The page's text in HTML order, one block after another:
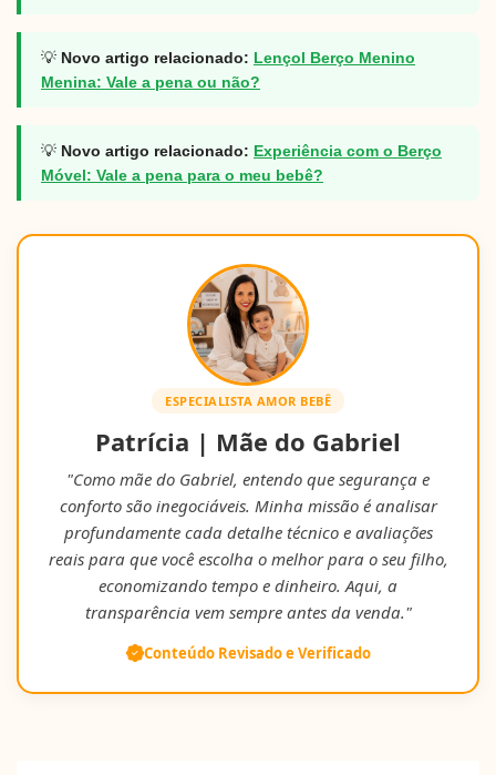
💡 Novo artigo relacionado: Lençol Berço Menino
Menina: Vale a pena ou não?
💡 Novo artigo relacionado: Experiência com o Berço
Móvel: Vale a pena para o meu bebê?
ESPECIALISTA AMOR BEBÊ
Patrícia | Mãe do Gabriel
"Como mãe do Gabriel, entendo que segurança e
conforto são inegociáveis. Minha missão é analisar
profundamente cada detalhe técnico e avaliações
reais para que você escolha o melhor para o seu filho,
economizando tempo e dinheiro. Aqui, a
transparência vem sempre antes da venda."
Conteúdo Revisado e Verificado